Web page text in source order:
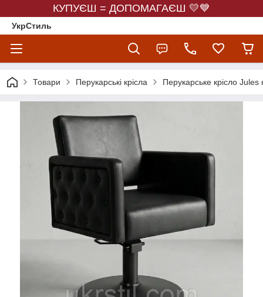
КУПУЄШ = ДОПОМАГАЄШ 💛💙
УкрСтиль
Товари Перукарські крісла Перукарське крісло